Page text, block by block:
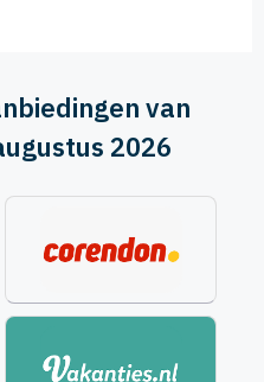
van
2026